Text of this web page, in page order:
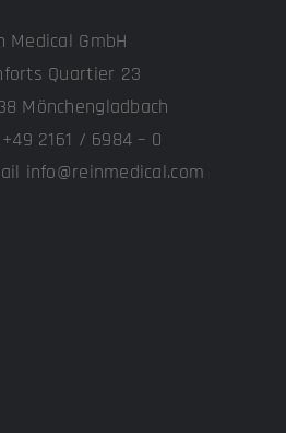
Medical GmbH
Quartier 23
Mönchengladbach
2161 / 6984 – 0
info@reinmedical.com